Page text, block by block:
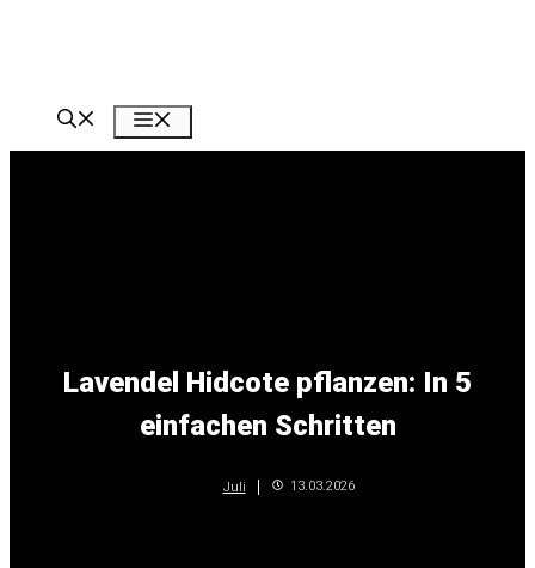
Lavendel Hidcote pflanzen: In 5
einfachen Schritten
Juli 13.03.2026